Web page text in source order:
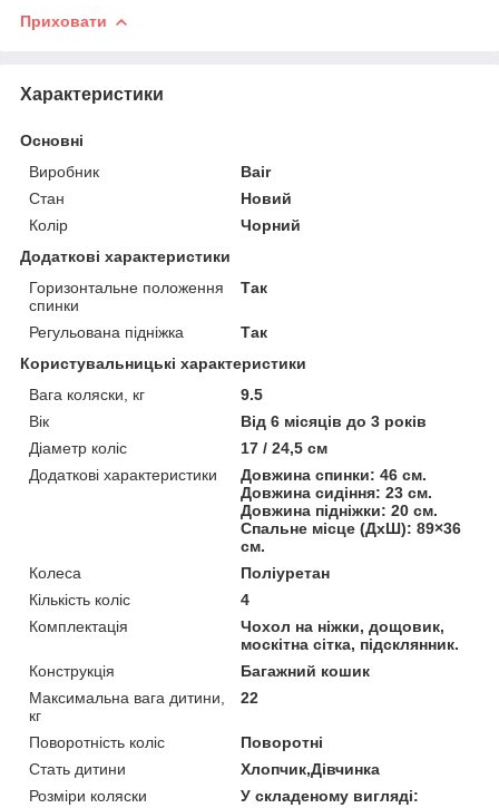
Приховати
Характеристики
Основні
Виробник
Bair
Стан
Новий
Колір
Чорний
Додаткові характеристики
Горизонтальне положення
спинки
Так
Регульована підніжка
Так
Користувальницькі характеристики
Вага коляски, кг
9.5
Вік
Від 6 місяців до 3 років
Діаметр коліс
17 / 24,5 см
Додаткові характеристики
Довжина спинки: 46 см.
Довжина сидіння: 23 см.
Довжина підніжки: 20 см.
Спальне місце (ДхШ): 89×36
см.
Колеса
Поліуретан
Кількість коліс
4
Комплектація
Чохол на ніжки, дощовик,
москітна сітка, підсклянник.
Конструкція
Багажний кошик
Максимальна вага дитини,
кг
22
Поворотність коліс
Поворотні
Стать дитини
Хлопчик,Дівчинка
Розміри коляски
У складеному вигляді: